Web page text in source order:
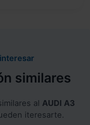
similares
al AUDI A3
iteresarte.